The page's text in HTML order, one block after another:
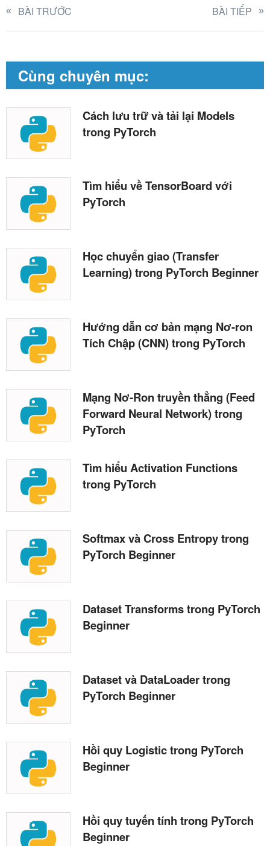
BÀI TRƯỚC BÀI TIẾP
Cùng chuyên mục:
Cách lưu trữ và tải lại Models
trong PyTorch
Tìm hiểu về TensorBoard với
PyTorch
Học chuyển giao (Transfer
Learning) trong PyTorch Beginner
Hướng dẫn cơ bản mạng Nơ-ron
Tích Chập (CNN) trong PyTorch
Mạng Nơ-Ron truyền thẳng (Feed
Forward Neural Network) trong
PyTorch
Tìm hiểu Activation Functions
trong PyTorch
Softmax và Cross Entropy trong
PyTorch Beginner
Dataset Transforms trong PyTorch
Beginner
Dataset và DataLoader trong
PyTorch Beginner
Hồi quy Logistic trong PyTorch
Beginner
Hồi quy tuyến tính trong PyTorch
Beginner